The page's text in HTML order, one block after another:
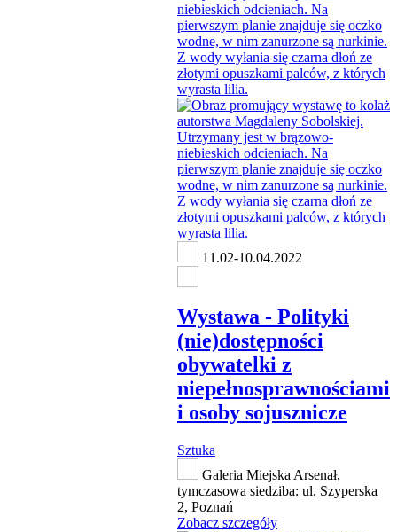
11.02-10.04.2022
Wystawa - Polityki
(nie)dostępności
obywatelki z
niepełnosprawnościami
i osoby sojusznicze
Sztuka
Galeria Miejska Arsenał,
tymczasowa siedziba: ul. Szyperska
2, Poznań
Zobacz szczegóły